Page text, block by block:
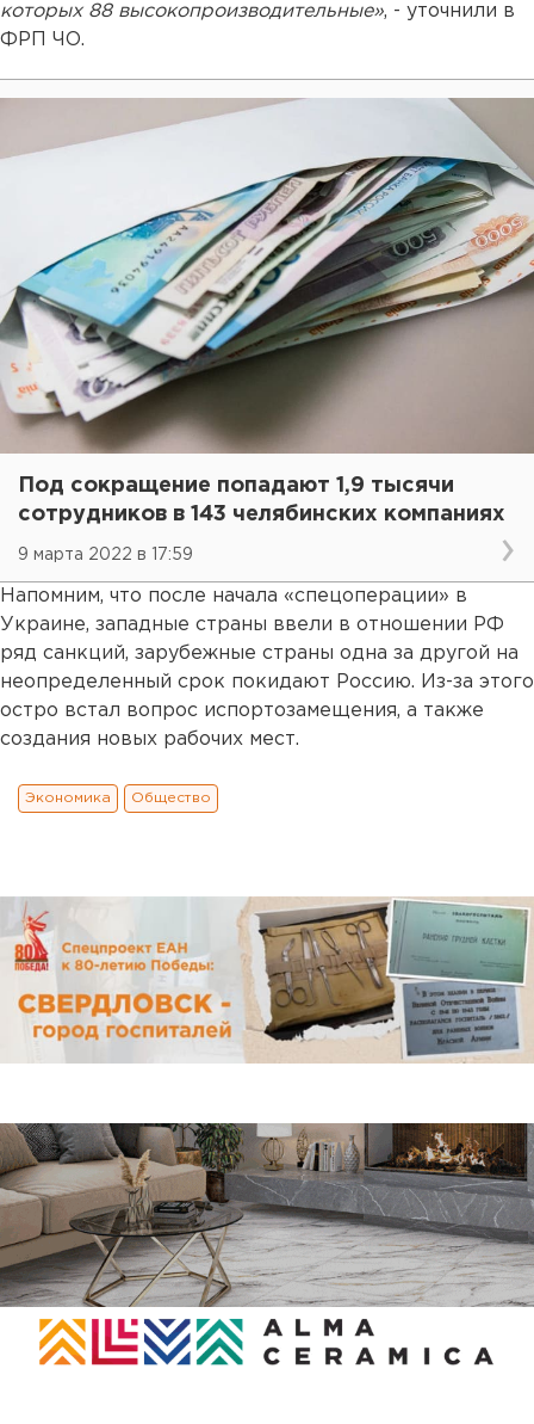
которых 88 высокопроизводительные», - уточнили в
ФРП ЧО.
Под сокращение попадают 1,9 тысячи
сотрудников в 143 челябинских компаниях
9 марта 2022 в 17:59
Напомним, что после начала «спецоперации» в
Украине, западные страны ввели в отношении РФ
ряд санкций, зарубежные страны одна за другой на
неопределенный срок покидают Россию. Из-за этого
остро встал вопрос испортозамещения, а также
создания новых рабочих мест.
Экономика Общество